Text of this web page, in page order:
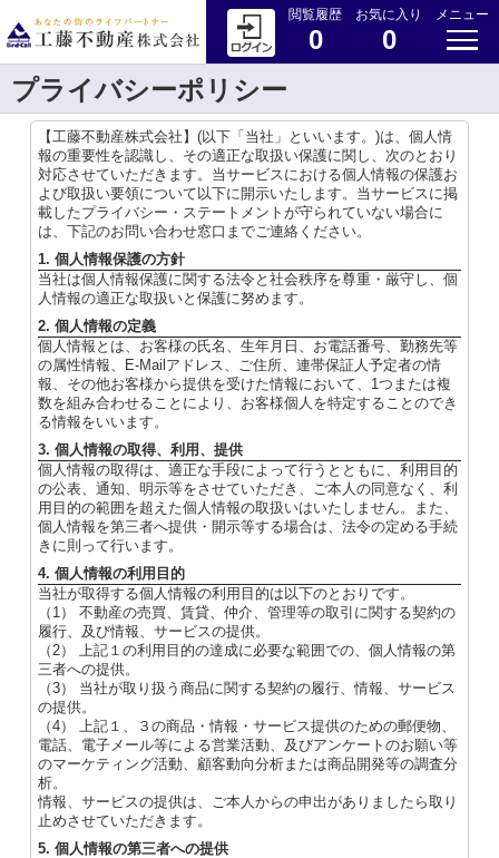
閲覧履歴
0
お気に入り
0
メニュー
プライバシーポリシー
【工藤不動産株式会社】(以下「当社」といいます。)は、個人情
報の重要性を認識し、その適正な取扱い保護に関し、次のとおり
対応させていただきます。当サービスにおける個人情報の保護お
よび取扱い要領について以下に開示いたします。当サービスに掲
載したプライバシー・ステートメントが守られていない場合に
は、下記のお問い合わせ窓口までご連絡ください。
1. 個人情報保護の方針
当社は個人情報保護に関する法令と社会秩序を尊重・厳守し、個
人情報の適正な取扱いと保護に努めます。
2. 個人情報の定義
個人情報とは、お客様の氏名、生年月日、お電話番号、勤務先等
の属性情報、E-Mailアドレス、ご住所、連帯保証人予定者の情
報、その他お客様から提供を受けた情報において、1つまたは複
数を組み合わせることにより、お客様個人を特定することのでき
る情報をいいます。
3. 個人情報の取得、利用、提供
個人情報の取得は、適正な手段によって行うとともに、利用目的
の公表、通知、明示等をさせていただき、ご本人の同意なく、利
用目的の範囲を超えた個人情報の取扱いはいたしません。また、
個人情報を第三者へ提供・開示等する場合は、法令の定める手続
きに則って行います。
4. 個人情報の利用目的
当社が取得する個人情報の利用目的は以下のとおりです。
（1） 不動産の売買、賃貸、仲介、管理等の取引に関する契約の
履行、及び情報、サービスの提供。
（2） 上記１の利用目的の達成に必要な範囲での、個人情報の第
三者への提供。
（3） 当社が取り扱う商品に関する契約の履行、情報、サービス
の提供。
（4） 上記１、３の商品・情報・サービス提供のための郵便物、
電話、電子メール等による営業活動、及びアンケートのお願い等
のマーケティング活動、顧客動向分析または商品開発等の調査分
析。
情報、サービスの提供は、ご本人からの申出がありましたら取り
止めさせていただきます。
5. 個人情報の第三者への提供